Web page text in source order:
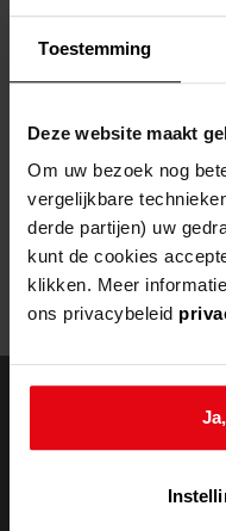
Toestemming
Deze website maakt
Om uw bezoek nog
vergelijkbare
derde partijen) uw
kunt de cookies
klikken. Meer
ons privacybeleid
Helaas, er is een fout
Mogelijk kunt u deze
een verouderde
een zoekmachine heeft
eenfout getyptadres